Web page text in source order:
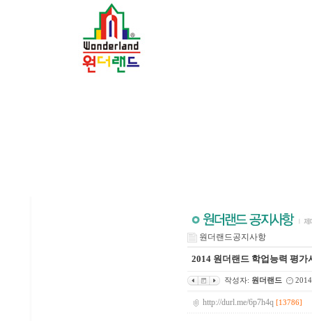
원더랜드공지사항
2014 원더랜드 학업능력 평가
작성자: 원더랜드
http://durl.me/6p7h4q [13786]